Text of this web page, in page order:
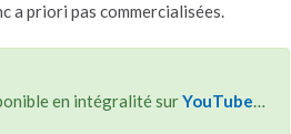
a priori pas commercialisées.
en intégralité surYouTube…